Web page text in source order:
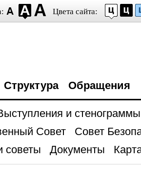
Цвета сайта:
Структура Обращения
и стенограммы
Совет
Совет
советы
Документы